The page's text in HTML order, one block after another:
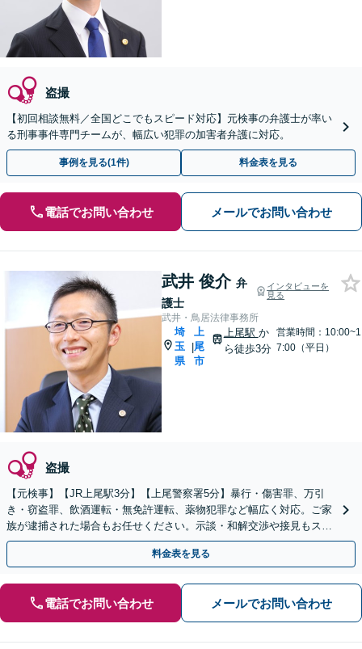
盗撮
【初回相談無料／全国どこでもスピード対応】元検事の弁護士が率い
る刑事事件専門チームが、幅広い犯罪の加害者弁護に対応。
事例を見る(1件) 料金表を見る
電話でお問い合わせ メールでお問い合わせ
武井 俊介 弁
護士
インタビューを
見る
武井・鳥居法律事務所
埼
玉
県
|
上
尾
市
上尾駅 か
ら徒歩3分
営業時間：10:00~1
7:00（平日）
盗撮
【元検事】【JR上尾駅3分】【上尾警察署5分】暴行・傷害罪、万引
き・窃盗罪、飲酒運転・無免許運転、薬物犯罪など幅広く対応。ご家
族が逮捕された場合もお任せください。示談・和解交渉や接見もスピ
ーディーに対応【初回面談30分無料】
料金表を見る
電話でお問い合わせ メールでお問い合わせ